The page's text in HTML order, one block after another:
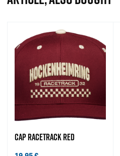
CAP RACETRACK RED